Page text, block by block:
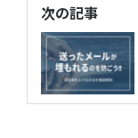
次の記事